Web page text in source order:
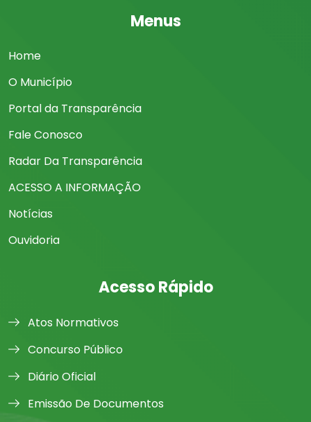
Menus
Home
O Município
Portal da Transparência
Fale Conosco
Radar Da Transparência
ACESSO A INFORMAÇÃO
Notícias
Ouvidoria
Acesso Rápido
Atos Normativos
Concurso Público
Diário Oficial
Emissão De Documentos